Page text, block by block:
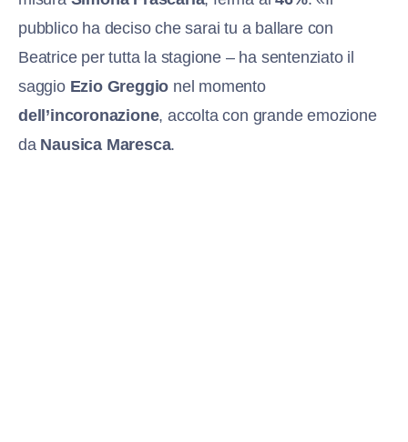
pubblico ha deciso che sarai tu a ballare con
Beatrice per tutta la stagione – ha sentenziato il
saggio Ezio Greggio nel momento
dell’incoronazione, accolta con grande emozione
da Nausica Maresca.